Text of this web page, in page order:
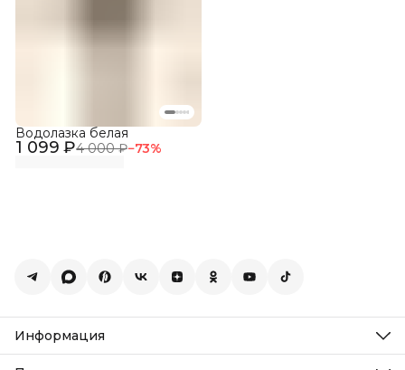
1 099 ₽4 000 ₽−73%
Водолазка белая
Информация
О нас